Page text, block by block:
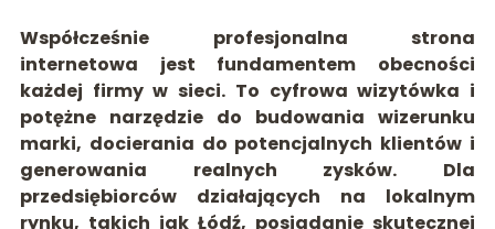
Współcześnie profesjonalna strona
internetowa jest fundamentem obecności
każdej firmy w sieci. To cyfrowa wizytówka i
potężne narzędzie do budowania wizerunku
marki, docierania do potencjalnych klientów i
generowania realnych zysków. Dla
przedsiębiorców działających na lokalnym
rynku, takich jak Łódź, posiadanie skutecznej